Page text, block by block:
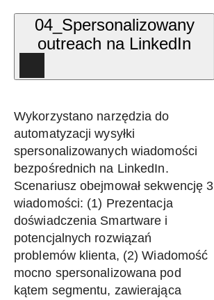
04_Spersonalizowany
outreach na LinkedIn
Wykorzystano narzędzia do
automatyzacji wysyłki
spersonalizowanych wiadomości
bezpośrednich na LinkedIn.
Scenariusz obejmował sekwencję 3
wiadomości: (1) Prezentacja
doświadczenia Smartware i
potencjalnych rozwiązań
problemów klienta, (2) Wiadomość
mocno spersonalizowana pod
kątem segmentu, zawierająca